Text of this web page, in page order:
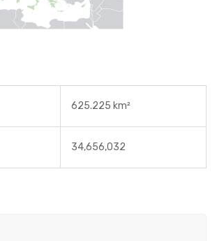
625.225 km²
34,656,032